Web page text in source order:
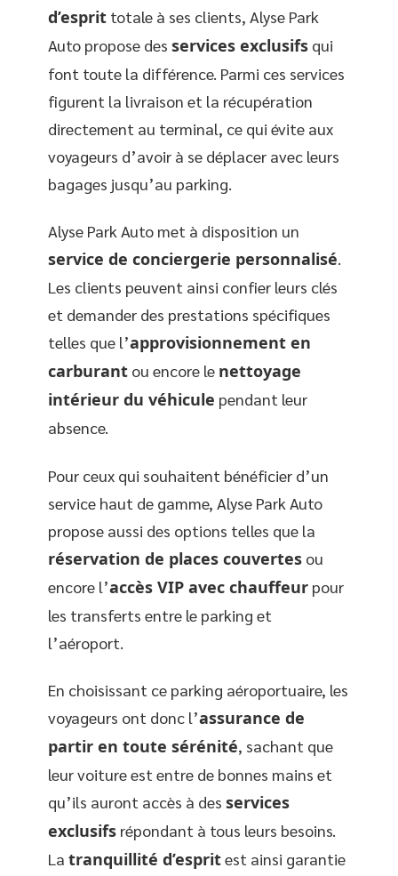
d’esprit totale à ses clients, Alyse Park
Auto propose des services exclusifs qui
font toute la différence. Parmi ces services
figurent la livraison et la récupération
directement au terminal, ce qui évite aux
voyageurs d’avoir à se déplacer avec leurs
bagages jusqu’au parking.
Alyse Park Auto met à disposition un
service de conciergerie personnalisé.
Les clients peuvent ainsi confier leurs clés
et demander des prestations spécifiques
telles que l’approvisionnement en
carburant ou encore le nettoyage
intérieur du véhicule pendant leur
absence.
Pour ceux qui souhaitent bénéficier d’un
service haut de gamme, Alyse Park Auto
propose aussi des options telles que la
réservation de places couvertes ou
encore l’accès VIP avec chauffeur pour
les transferts entre le parking et
l’aéroport.
En choisissant ce parking aéroportuaire, les
voyageurs ont donc l’assurance de
partir en toute sérénité, sachant que
leur voiture est entre de bonnes mains et
qu’ils auront accès à des services
exclusifs répondant à tous leurs besoins.
La tranquillité d’espritest ainsi garantie